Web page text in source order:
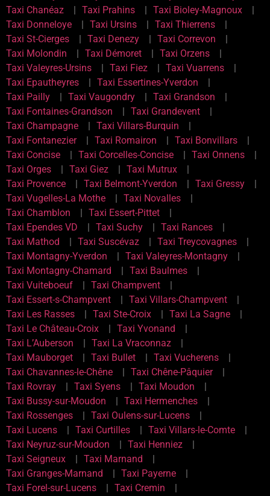
Taxi Chanéaz
Taxi Prahins
Taxi Bioley-Magnoux
Taxi Donneloye
Taxi Ursins
Taxi Thierrens
Taxi St-Cierges
Taxi Denezy
Taxi Correvon
Taxi Molondin
Taxi Démoret
Taxi Orzens
Taxi Valeyres-Ursins
Taxi Fiez
Taxi Vuarrens
Taxi Epautheyres
Taxi Essertines-Yverdon
Taxi Pailly
Taxi Vaugondry
Taxi Grandson
Taxi Fontaines-Grandson
Taxi Grandevent
Taxi Champagne
Taxi Villars-Burquin
Taxi Fontanezier
Taxi Romairon
Taxi Bonvillars
Taxi Concise
Taxi Corcelles-Concise
Taxi Onnens
Taxi Orges
Taxi Giez
Taxi Mutrux
Taxi Provence
Taxi Belmont-Yverdon
Taxi Gressy
Taxi Vugelles-La Mothe
Taxi Novalles
Taxi Chamblon
Taxi Essert-Pittet
Taxi Ependes VD
Taxi Suchy
Taxi Rances
Taxi Mathod
Taxi Suscévaz
Taxi Treycovagnes
Taxi Montagny-Yverdon
Taxi Valeyres-Montagny
Taxi Montagny-Chamard
Taxi Baulmes
Taxi Vuiteboeuf
Taxi Champvent
Taxi Essert-s-Champvent
Taxi Villars-Champvent
Taxi Les Rasses
Taxi Ste-Croix
Taxi La Sagne
Taxi Le Château-Croix
Taxi Yvonand
Taxi L’Auberson
Taxi La Vraconnaz
Taxi Mauborget
Taxi Bullet
Taxi Vucherens
Taxi Chavannes-le-Chêne
Taxi Chêne-Pâquier
Taxi Rovray
Taxi Syens
Taxi Moudon
Taxi Bussy-sur-Moudon
Taxi Hermenches
Taxi Rossenges
Taxi Oulens-sur-Lucens
Taxi Lucens
Taxi Curtilles
Taxi Villars-le-Comte
Taxi Neyruz-sur-Moudon
Taxi Henniez
Taxi Seigneux
Taxi Marnand
Taxi Granges-Marnand
Taxi Payerne
Taxi Forel-sur-Lucens
Taxi Cremin